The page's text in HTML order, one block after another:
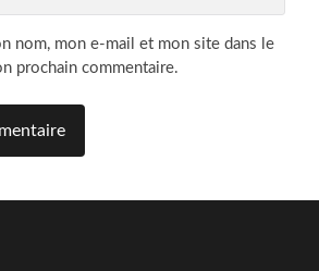
nom, mon e-mail et mon site dans le
prochain commentaire.